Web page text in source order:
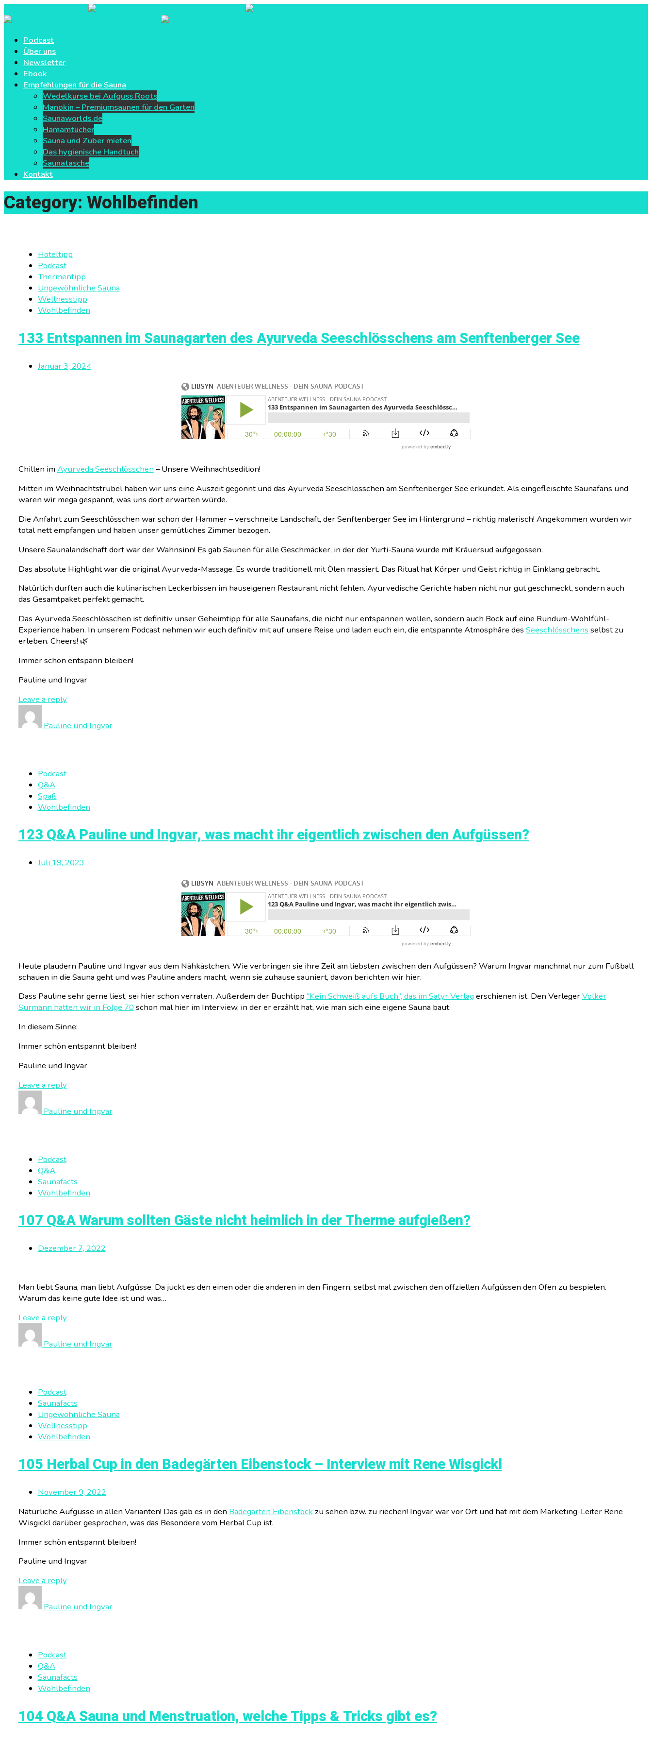
Podcast
Über uns
Newsletter
Ebook
Empfehlungen für die Sauna
Wedelkurse bei Aufguss Roots
Manokin – Premiumsaunen für den Garten
Saunaworlds.de
Hamamtücher
Sauna und Zuber mieten
Das hygienische Handtuch
Saunatasche
Kontakt
Category: Wohlbefinden
Hoteltipp
Podcast
Thermentipp
Ungewöhnliche Sauna
Wellnesstipp
Wohlbefinden
133 Entspannen im Saunagarten des Ayurveda Seeschlösschens am Senftenberger See
Januar 3, 2024
Chillen imAyurveda Seeschlösschen – Unsere Weihnachtsedition!
Mitten im Weihnachtstrubel haben wir uns eine Auszeit gegönnt und das Ayurveda Seeschlösschen am Senftenberger See erkundet. Als eingefleischte Saunafans und
waren wir mega gespannt, was uns dort erwarten würde.
Die Anfahrt zum Seeschlösschen war schon der Hammer – verschneite Landschaft, der Senftenberger See im Hintergrund – richtig malerisch! Angekommen wurden wir
total nett empfangen und haben unser gemütliches Zimmer bezogen.
Unsere Saunalandschaft dort war der Wahnsinn! Es gab Saunen für alle Geschmäcker, in der der Yurti-Sauna wurde mit Kräuersud aufgegossen.
Das absolute Highlight war die original Ayurveda-Massage. Es wurde traditionell mit Ölen massiert. Das Ritual hat Körper und Geist richtig in Einklang gebracht.
Natürlich durften auch die kulinarischen Leckerbissen im hauseigenen Restaurant nicht fehlen. Ayurvedische Gerichte haben nicht nur gut geschmeckt, sondern auch
das Gesamtpaket perfekt gemacht.
Das Ayurveda Seeschlösschen ist definitiv unser Geheimtipp für alle Saunafans, die nicht nur entspannen wollen, sondern auch Bock auf eine Rundum-Wohlfühl-
Experience haben. In unserem Podcast nehmen wir euch definitiv mit auf unsere Reise und laden euch ein, die entspannte Atmosphäre des Seeschlösschens selbst zu
erleben. Cheers! 🌿
Immer schön entspann bleiben!
Pauline und Ingvar
Leave a reply
Pauline und Ingvar
Podcast
Q&A
Spaß
Wohlbefinden
123 Q&A Pauline und Ingvar, was macht ihr eigentlich zwischen den Aufgüssen?
Juli 19, 2023
Heute plaudern Pauline und Ingvar aus dem Nähkästchen. Wie verbringen sie ihre Zeit am liebsten zwischen den Aufgüssen? Warum Ingvar manchmal nur zum Fußball
schauen in die Sauna geht und was Pauline anders macht, wenn sie zuhause sauniert, davon berichten wir hier.
Dass Pauline sehr gerne liest, sei hier schon verraten. Außerdem der Buchtipp “Kein Schweiß aufs Buch”, das im Satyr Verlag erschienen ist. Den VerlegerVolker
Surmann hatten wir in Folge 70 schon mal hier im Interview, in der er erzählt hat, wie man sich eine eigene Sauna baut.
In diesem Sinne:
Immer schön entspannt bleiben!
Pauline und Ingvar
Leave a reply
Pauline und Ingvar
Podcast
Q&A
Saunafacts
Wohlbefinden
107 Q&A Warum sollten Gäste nicht heimlich in der Therme aufgießen?
Dezember 7, 2022
Man liebt Sauna, man liebt Aufgüsse. Da juckt es den einen oder die anderen in den Fingern, selbst mal zwischen den offziellen Aufgüssen den Ofen zu bespielen.
Warum das keine gute Idee ist und was…
Leave a reply
Pauline und Ingvar
Podcast
Saunafacts
Ungewöhnliche Sauna
Wellnesstipp
Wohlbefinden
105 Herbal Cup in den Badegärten Eibenstock – Interview mit Rene Wisgickl
November 9, 2022
Natürliche Aufgüsse in allen Varianten! Das gab es in den Badegärten Eibenstockzu sehen bzw. zu riechen! Ingvar war vor Ort und hat mit dem Marketing-Leiter Rene
Wisgickl darüber gesprochen, was das Besondere vom Herbal Cup ist.
Immer schön entspannt bleiben!
Pauline und Ingvar
Leave a reply
Pauline und Ingvar
Podcast
Q&A
Saunafacts
Wohlbefinden
104 Q&A Sauna und Menstruation, welche Tipps & Tricks gibt es?